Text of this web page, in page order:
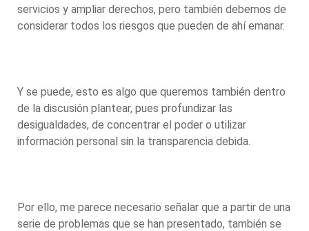
servicios y ampliar derechos, pero también debemos de
considerar todos los riesgos que pueden de ahí emanar.
Y se puede, esto es algo que queremos también dentro
de la discusión plantear, pues profundizar las
desigualdades, de concentrar el poder o utilizar
información personal sin la transparencia debida.
Por ello, me parece necesario señalar que a partir de una
serie de problemas que se han presentado, también se